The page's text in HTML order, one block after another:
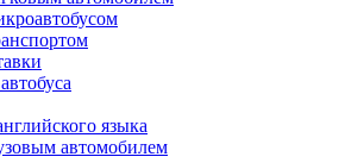
языка
автомобилем